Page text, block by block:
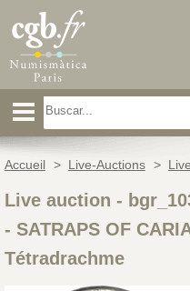
Accueil > Live-Auctions >
Live auction -
- SATRAPS OF
Tétradrachme